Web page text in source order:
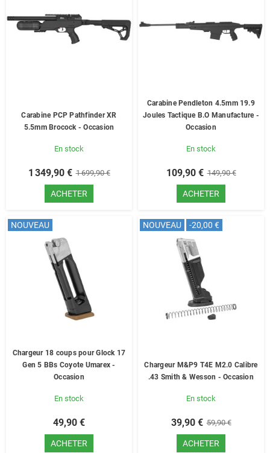
Carabine PCP Pathfinder XR
5.5mm Brocock - Occasion
En stock
1 349,90 € 1 699,90 €
ACHETER
Carabine Pendleton 4.5mm 19.9
Joules Tactique B.O Manufacture -
Occasion
En stock
109,90 € 149,90 €
ACHETER
NOUVEAU
Chargeur 18 coups pour Glock 17
Gen 5 BBs Coyote Umarex -
Occasion
En stock
49,90 €
ACHETER
-20,00 €
NOUVEAU
Chargeur M&P9 T4E M2.0 Calibre
.43 Smith & Wesson - Occasion
En stock
39,90 € 59,90 €
ACHETER